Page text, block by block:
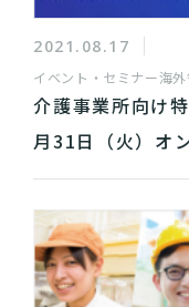
2021.08.17
イベント・セミナー海
介護事業所向け
月31日（火）オ